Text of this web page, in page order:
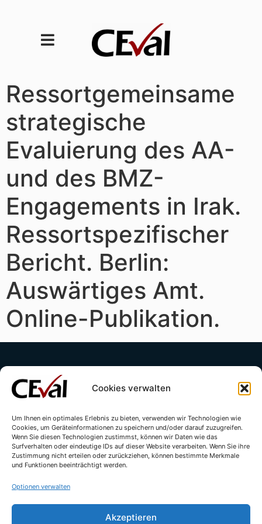
Cookies verwalten
Um Ihnen ein optimales Erlebnis zu bieten, verwenden wir Technologien wie
Cookies, um Geräteinformationen zu speichern und/oder darauf zuzugreifen.
Wenn Sie diesen Technologien zustimmst, können wir Daten wie das
Surfverhalten oder eindeutige IDs auf dieser Website verarbeiten. Wenn Sie ihre
Zustimmung nicht erteilen oder zurückziehen, können bestimmte Merkmale
und Funktionen beeinträchtigt werden.
Optionen verwalten
Akzeptieren
Ressortgemeinsame
strategische
Evaluierung des AA-
und des BMZ-
Engagements in Irak.
Ressortspezifischer
Bericht. Berlin:
Auswärtiges Amt.
Online-Publikation.
Kontakt Impressum Datenschutzerklärung
Cookie-Richtlinie (EU)